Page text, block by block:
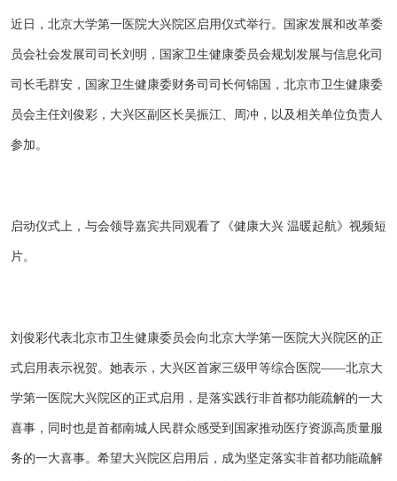
近日，北京大学第一医院大兴院区启用仪式举行。国家发展和改革委
员会社会发展司司长刘明，国家卫生健康委员会规划发展与信息化司
司长毛群安，国家卫生健康委财务司司长何锦国，北京市卫生健康委
员会主任刘俊彩，大兴区副区长吴振江、周冲，以及相关单位负责人
参加。
启动仪式上，与会领导嘉宾共同观看了《健康大兴 温暖起航》视频短
片。
刘俊彩代表北京市卫生健康委员会向北京大学第一医院大兴院区的正
式启用表示祝贺。她表示，大兴区首家三级甲等综合医院——北京大
学第一医院大兴院区的正式启用，是落实践行非首都功能疏解的一大
喜事，同时也是首都南城人民群众感受到国家推动医疗资源高质量服
务的一大喜事。希望大兴院区启用后，成为坚定落实非首都功能疏解